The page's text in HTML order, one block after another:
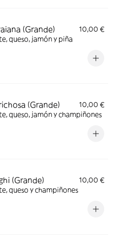
(Grande)
10,00 €
queso, jamón y piña
(Grande)
10,00 €
queso, jamón y champiñones
(Grande)
10,00 €
queso y champiñones